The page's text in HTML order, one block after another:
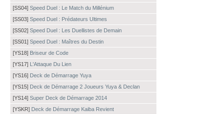
[SS04] Speed Duel : Le Match du Millénium
[SS03] Speed Duel : Prédateurs Ultimes
[SS02] Speed Duel : Les Duellistes de Demain
[SS01] Speed Duel : Maîtres du Destin
[YS18] Briseur de Code
[YS17] L'Attaque Du Lien
[YS16] Deck de Démarrage Yuya
[YS15] Deck de Démarrage 2 Joueurs Yuya & Declan
[YS14] Super Deck de Démarrage 2014
[YSKR] Deck de Démarrage Kaiba Revient